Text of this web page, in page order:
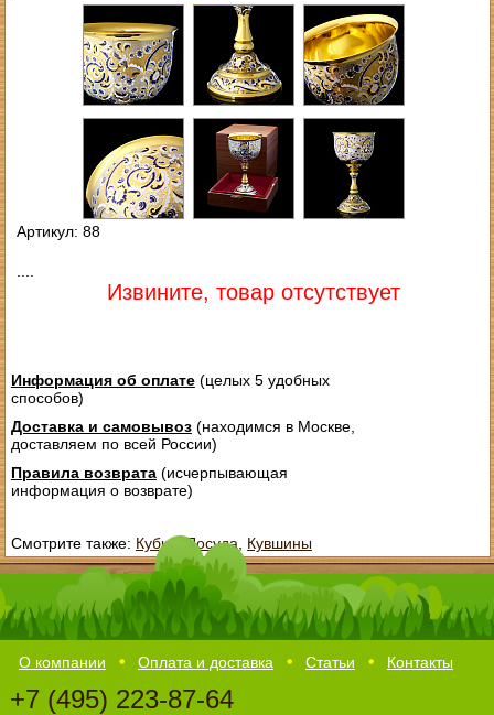
Артикул: 88
Извините, товар отсутствует
Информация об оплате(целых 5 удобных
способов)
Доставка и самовывоз(находимся в Москве,
доставляем по всей России)
Правила возврата(исчерпывающая
информация о возврате)
Смотрите также: Кубки Посуда Кувшины
О компании Оплата и доставка Статьи Контакты
+7 (495) 223-87-64